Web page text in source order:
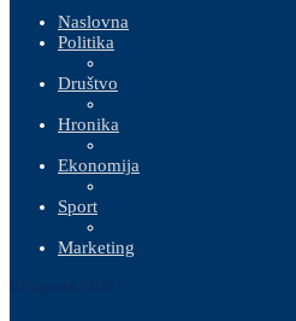
Naslovna
Politika
Društvo
Hronika
Ekonomija
Sport
Marketing